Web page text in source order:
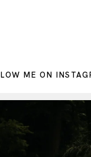
ME ON